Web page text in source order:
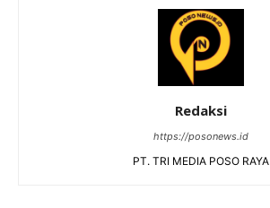
Redaksi
https://posonews.id
PT. TRI MEDIA POSO RAYA